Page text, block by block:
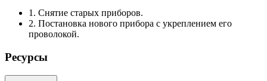
1. Снятие старых приборов.
2. Постановка нового прибора с укреплением его
проволокой.
Ресурсы